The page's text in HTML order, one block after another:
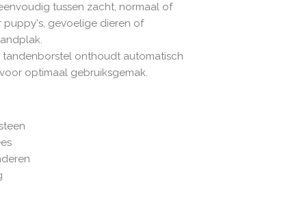
tussen zacht, normaal of
puppy's, gevoelige dieren of
tandenborstel onthoudt automatisch
optimaal gebruiksgemak.